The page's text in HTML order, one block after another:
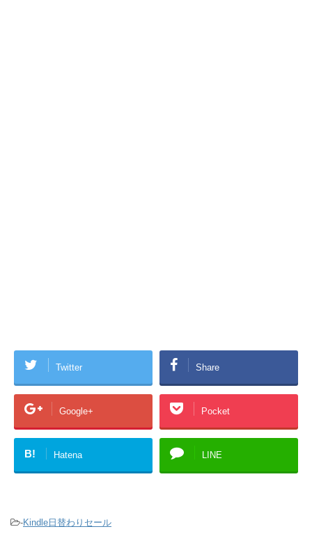
Twitter Share
Google+ Pocket
B! Hatena LINE
-Kindle日替わりセール